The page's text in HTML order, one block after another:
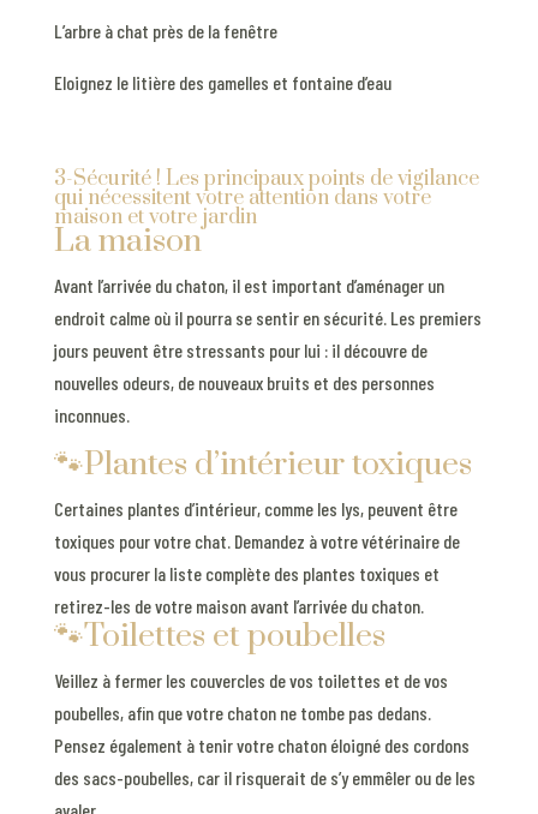
L’arbre à chat près de la fenêtre
Eloignez le litière des gamelles et fontaine d’eau
3-Sécurité ! Les principaux points de vigilance
qui nécessitent votre attention dans votre
maison et votre jardin
La maison
Avant l’arrivée du chaton, il est important d’aménager un
endroit calme où il pourra se sentir en sécurité. Les premiers
jours peuvent être stressants pour lui : il découvre de
nouvelles odeurs, de nouveaux bruits et des personnes
inconnues.
🐾Plantes d’intérieur toxiques
Certaines plantes d’intérieur, comme les lys, peuvent être
toxiques pour votre chat. Demandez à votre vétérinaire de
vous procurer la liste complète des plantes toxiques et
retirez-les de votre maison avant l’arrivée du chaton.
🐾Toilettes et poubelles
Veillez à fermer les couvercles de vos toilettes et de vos
poubelles, afin que votre chaton ne tombe pas dedans.
Pensez également à tenir votre chaton éloigné des cordons
des sacs-poubelles, car il risquerait de s’y emmêler ou de les